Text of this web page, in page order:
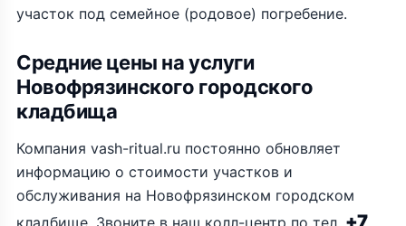
участок под семейное (родовое) погребение.
Средние цены на услуги
Новофрязинского городского
кладбища
Компания vash-ritual.ru постоянно обновляет
информацию о стоимости участков и
обслуживания на Новофрязинском городском
кладбище. Звоните в наш колл-центр по тел. +7